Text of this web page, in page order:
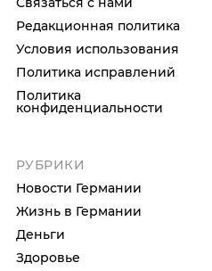
Редакционная политика
Условия использования
Политика исправлений
Политика
конфиденциальности
РУБРИКИ
Новости Германии
Жизнь в Германии
Деньги
Здоровье